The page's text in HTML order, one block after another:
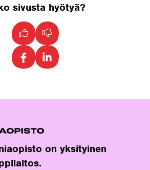
sivusta hyötyä?
on yksityinen